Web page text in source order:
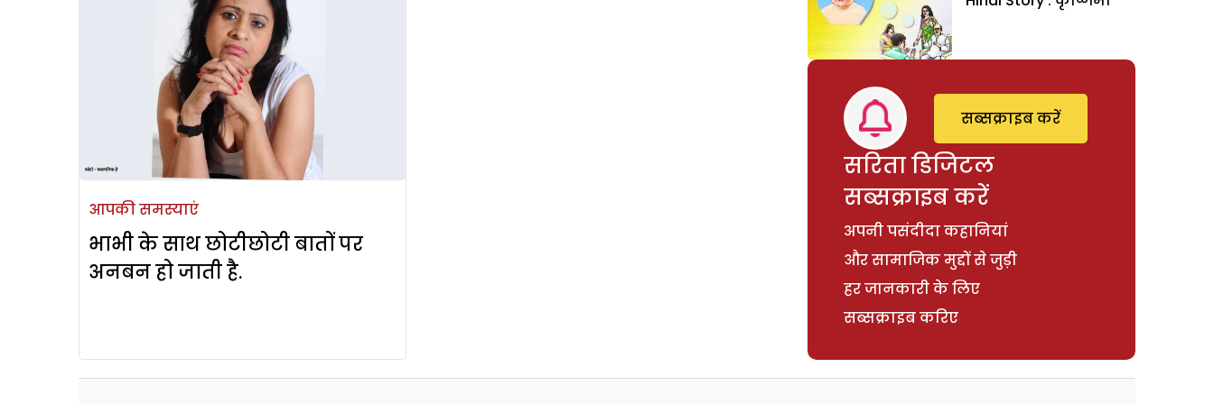
आपकी समस्याएं
भाभी के साथ छोटीछोटी बातों पर
अनबन हो जाती है.
सरिता डिजिटल
सब्सक्राइब करें
अपनी पसंदीदा कहानियां
और सामाजिक मुद्दों से जुड़ी
हर जानकारी के लिए
सब्सक्राइब करिए
सब्सक्राइब करें